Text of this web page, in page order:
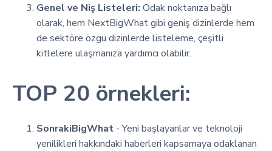
Genel ve Niş Listeleri: Odak noktanıza bağlı
olarak, hem NextBigWhat gibi geniş dizinlerde hem
de sektöre özgü dizinlerde listeleme, çeşitli
kitlelere ulaşmanıza yardımcı olabilir.
TOP 20 örnekleri:
SonrakiBigWhat - Yeni başlayanlar ve teknoloji
yenilikleri hakkındaki haberleri kapsamaya odaklanan